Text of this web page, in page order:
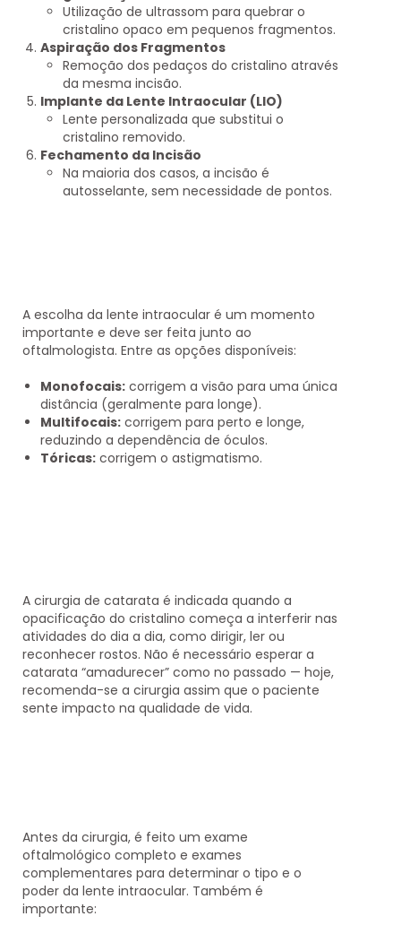
Utilização de ultrassom para quebrar o
cristalino opaco em pequenos fragmentos.
Aspiração dos Fragmentos
Remoção dos pedaços do cristalino através
da mesma incisão.
Implante da Lente Intraocular (LIO)
Lente personalizada que substitui o
cristalino removido.
Fechamento da Incisão
Na maioria dos casos, a incisão é
autosselante, sem necessidade de pontos.
A escolha da lente intraocular é um momento
importante e deve ser feita junto ao
oftalmologista. Entre as opções disponíveis:
Monofocais: corrigem a visão para uma única
distância (geralmente para longe).
Multifocais: corrigem para perto e longe,
reduzindo a dependência de óculos.
Tóricas: corrigem o astigmatismo.
A cirurgia de catarata é indicada quando a
opacificação do cristalino começa a interferir nas
atividades do dia a dia, como dirigir, ler ou
reconhecer rostos. Não é necessário esperar a
catarata “amadurecer” como no passado — hoje,
recomenda-se a cirurgia assim que o paciente
sente impacto na qualidade de vida.
Antes da cirurgia, é feito um exame
oftalmológico completo e exames
complementares para determinar o tipo e o
poder da lente intraocular. Também é
importante: